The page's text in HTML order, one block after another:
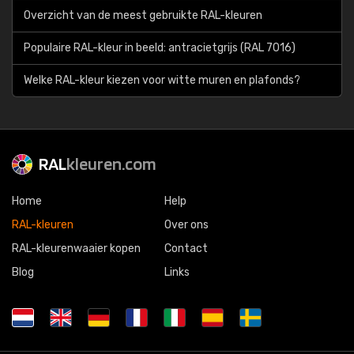
Overzicht van de meest gebruikte RAL-kleuren
Populaire RAL-kleur in beeld: antracietgrijs (RAL 7016)
Welke RAL-kleur kiezen voor witte muren en plafonds?
RALkleuren.com
Home
RAL-kleuren
RAL-kleurenwaaier kopen
Blog
Help
Over ons
Contact
Links